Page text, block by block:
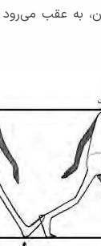
به عقب